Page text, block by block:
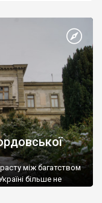
між багатством
більше не